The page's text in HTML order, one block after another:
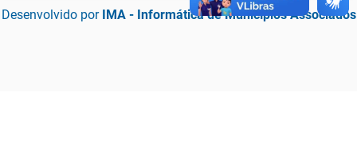
Desenvolvido por IMA - Informática de Municípios Associados